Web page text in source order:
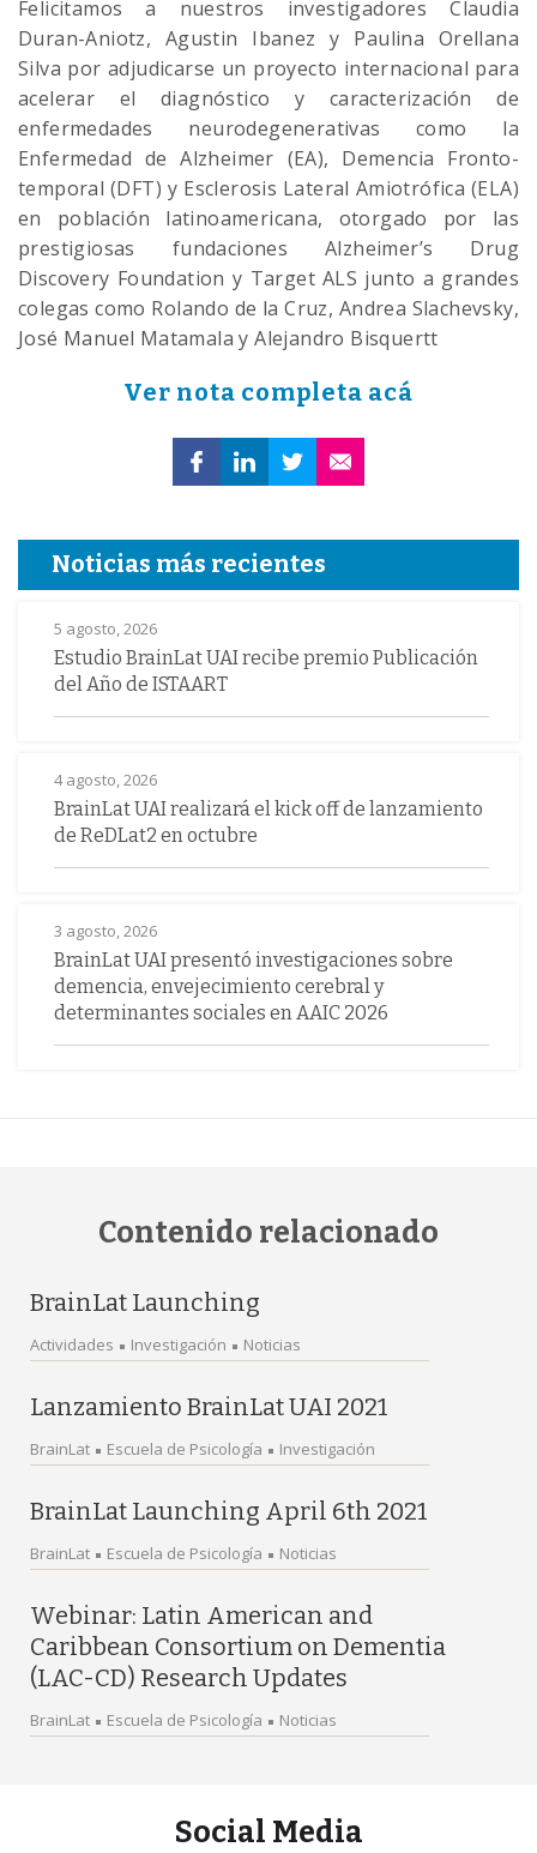
Felicitamos a nuestros investigadores Claudia
Duran-Aniotz, Agustin Ibanez y Paulina Orellana
Silva por adjudicarse un proyecto internacional para
acelerar el diagnóstico y caracterización de
enfermedades neurodegenerativas como la
Enfermedad de Alzheimer (EA), Demencia Fronto-
temporal (DFT) y Esclerosis Lateral Amiotrófica (ELA)
en población latinoamericana, otorgado por las
prestigiosas fundaciones Alzheimer’s Drug
Discovery Foundation y Target ALS junto a grandes
colegas como Rolando de la Cruz, Andrea Slachevsky,
José Manuel Matamala y Alejandro Bisquertt
Ver nota completa acá
Noticias más recientes
5 agosto, 2026
Estudio BrainLat UAI recibe premio Publicación
del Año de ISTAART
4 agosto, 2026
BrainLat UAI realizará el kick off de lanzamiento
de ReDLat2 en octubre
3 agosto, 2026
BrainLat UAI presentó investigaciones sobre
demencia, envejecimiento cerebral y
determinantes sociales en AAIC 2026
Contenido relacionado
BrainLat Launching
Actividades Investigación Noticias
Lanzamiento BrainLat UAI 2021
BrainLat Escuela de Psicología Investigación
BrainLat Launching April 6th 2021
BrainLat Escuela de Psicología Noticias
Webinar: Latin American and
Caribbean Consortium on Dementia
(LAC-CD) Research Updates
BrainLat Escuela de Psicología Noticias
Social Media